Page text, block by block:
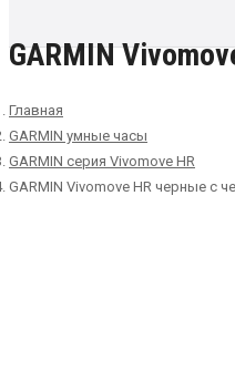
GARMIN
Главная
GARMIN умные часы
GARMIN серия Vivomove HR
GARMIN Vivomove HR черные с